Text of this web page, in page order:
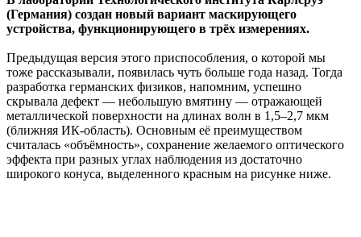
(Германия) создан новый вариант маскирующего
устройства, функционирующего в трёх измерениях.
Предыдущая версия этого приспособления, о которой мы
тоже рассказывали, появилась чуть больше года назад. Тогда
разработка германских физиков, напомним, успешно
скрывала дефект — небольшую вмятину — отражающей
металлической поверхности на длинах волн в 1,5–2,7 мкм
(ближняя ИК-область). Основным её преимуществом
считалась «объёмность», сохранение желаемого оптического
эффекта при разных углах наблюдения из достаточно
широкого конуса, выделенного красным на рисунке ниже.